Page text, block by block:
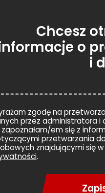
Chcesz
o
i
zgodę na
przez administratora i
zapoznałam/em się z
przetwarzania
znajdującymi się w
.